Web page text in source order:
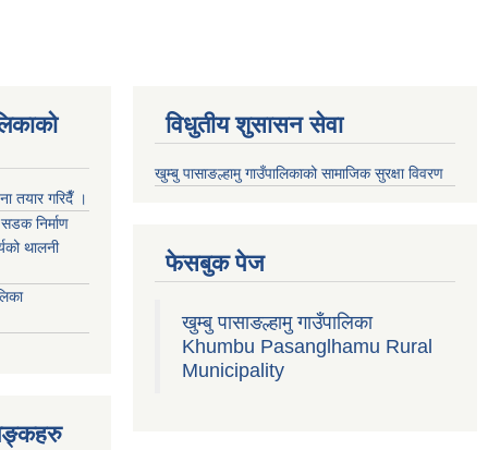
तयार गरिदैँ ।
निर्माण
थालनी
विधुतीय शुसासन सेवा
खुम्बु पासाङल्हामु गाउँपालिकाको सामाजिक सुरक्षा विवरण
फेसबुक पेज
खुम्बु पासाङल्हामु गाउँपालिका
Khumbu Pasanglhamu Rural
Municipality